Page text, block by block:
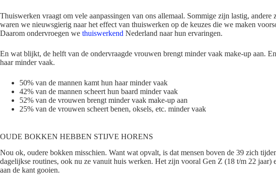
Thuiswerken vraagt om vele aanpassingen van ons allemaal. Sommige zijn lastig,
waren we nieuwsgierig naar het effect van thuiswerken op de keuzes die we maken
Daarom ondervroegen we thuiswerkend Nederland naar hun ervaringen.
En wat blijkt, de helft van de ondervraagde vrouwen brengt minder vaak make-up aan.
haar minder vaak.
50% van de mannen kamt hun haar minder vaak
42% van de mannen scheert hun baard minder vaak
52% van de vrouwen brengt minder vaak make-up aan
25% van de vrouwen scheert benen, oksels, etc. minder vaak
OUDE BOKKEN HEBBEN STIJVE HORENS
Nou ok, oudere bokken misschien. Want wat opvalt, is dat mensen boven de 39 zich
dagelijkse routines, ook nu ze vanuit huis werken. Het zijn vooral Gen Z (18 t/m 22 jaar)
aan de kant gooien.